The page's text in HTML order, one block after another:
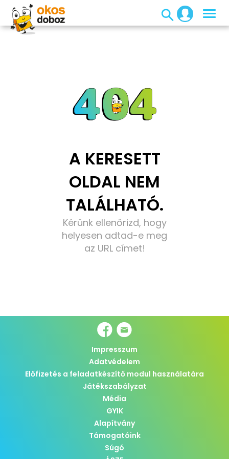
A KERESETT
OLDAL NEM
TALÁLHATÓ.
Kérünk ellenőrizd, hogy
helyesen adtad-e meg
az URL címet!
Impresszum
Adatvédelem
Előfizetés a feladatkészítő modul használatára
Játékszabályzat
Média
GYIK
Alapítvány
Támogatóink
Súgó